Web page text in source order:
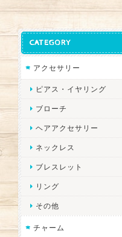
CATEGORY
アクセサリー
ピアス・イヤリング
ブローチ
ヘアアクセサリー
ネックレス
ブレスレット
リング
その他
チャーム